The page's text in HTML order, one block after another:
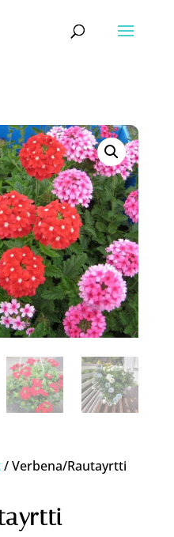
/ Verbena/Rautayrtti